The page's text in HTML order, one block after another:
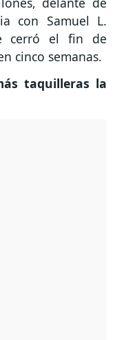
con Samuel L.
cerró el fin de
cinco semanas.
taquilleras la